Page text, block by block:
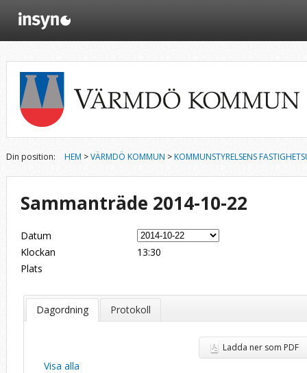
Din position: HEM >VÄRMDÖ KOMMUN >KOMMUNSTYRELSENS
Sammanträde 2014-10-22
Datum
Klockan
13:30
Plats
Dagordning Protokoll
Ladda ner som PDF
Visa alla